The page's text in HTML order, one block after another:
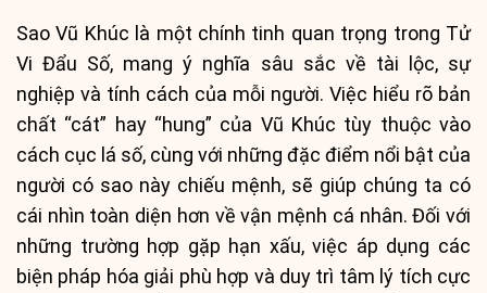
Sao Vũ Khúc là một chính tinh quan trọng trong Tử
Vi Đẩu Số, mang ý nghĩa sâu sắc về tài lộc, sự
nghiệp và tính cách của mỗi người. Việc hiểu rõ bản
chất “cát” hay “hung” của Vũ Khúc tùy thuộc vào
cách cục lá số, cùng với những đặc điểm nổi bật của
người có sao này chiếu mệnh, sẽ giúp chúng ta có
cái nhìn toàn diện hơn về vận mệnh cá nhân. Đối với
những trường hợp gặp hạn xấu, việc áp dụng các
biện pháp hóa giải phù hợp và duy trì tâm lý tích cực